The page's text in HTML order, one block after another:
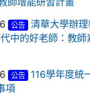
公告
清華大學辦
中的好老師：教師
公告
116學年度統
項